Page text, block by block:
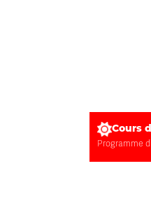
Cours
Programme